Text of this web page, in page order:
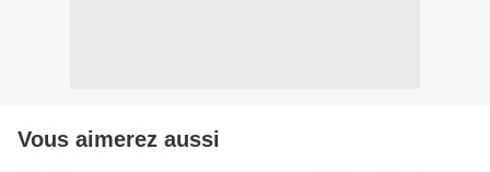
Vous aimerez aussi